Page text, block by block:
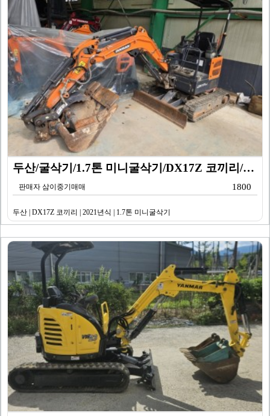
두산/굴삭기/1.7톤 미니굴삭기/DX17Z 코끼리/20…
판매자 삼이중기매매 1800
두산 | DX17Z 코끼리 | 2021년식 | 1.7톤 미니굴삭기